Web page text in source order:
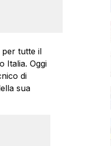
per tutte il
Italia. Oggi
di
sua